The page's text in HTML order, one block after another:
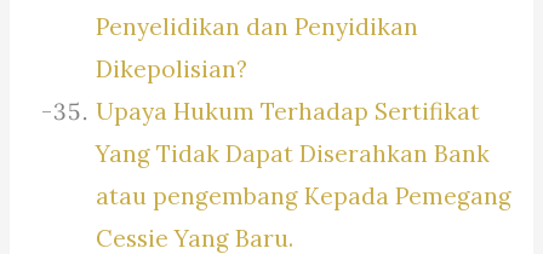
Penyelidikan dan Penyidikan
Dikepolisian?
Upaya Hukum Terhadap Sertifikat
Yang Tidak Dapat Diserahkan Bank
atau pengembang Kepada Pemegang
Cessie Yang Baru.